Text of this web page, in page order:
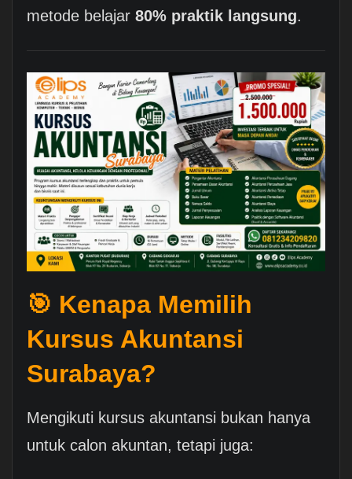
metode belajar 80% praktik langsung.
🎯 Kenapa Memilih
Kursus Akuntansi
Surabaya?
Mengikuti kursus akuntansi bukan hanya
untuk calon akuntan, tetapi juga: